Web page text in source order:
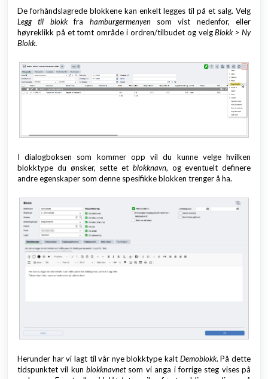
De forhåndslagrede blokkene kan enkelt legges til på et salg. Velg
Legg til blokkfra hamburgermenyensom vist nedenfor, eller
høyreklikk på et tomt område i ordren/tilbudet og velgBlokk > Ny
Blokk.
I dialogboksen som kommer opp vil du kunne velge hvilken
blokktype du ønsker, sette et blokknavn, og eventuelt definere
andre egenskaper som denne spesifikke blokken trenger å ha.
Herunder har vi lagt til vår nye blokktype kalt Demoblokk. På dette
tidspunktet vil kunblokknavnetsom vi anga i forrige steg vises på